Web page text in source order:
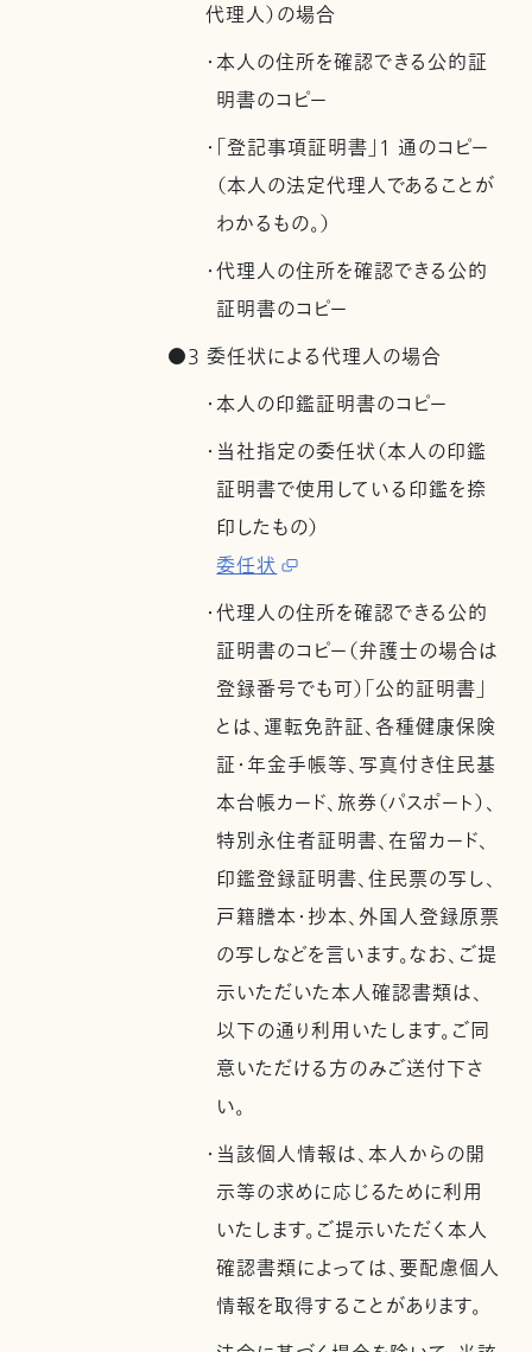
代理人）の場合
・本人の住所を確認できる公的証
明書のコピー
・「登記事項証明書」1 通のコピー
（本人の法定代理人であることが
わかるもの。）
・代理人の住所を確認できる公的
証明書のコピー
●3 委任状による代理人の場合
・本人の印鑑証明書のコピー
・当社指定の委任状（本人の印鑑
証明書で使用している印鑑を捺
印したもの）
委任状
・代理人の住所を確認できる公的
証明書のコピー（弁護士の場合は
登録番号でも可）「公的証明書」
とは、運転免許証、各種健康保険
証・年金手帳等、写真付き住民基
本台帳カード、旅券（パスポート）、
特別永住者証明書、在留カード、
印鑑登録証明書、住民票の写し、
戸籍謄本・抄本、外国人登録原票
の写しなどを言います。なお、ご提
示いただいた本人確認書類は、
以下の通り利用いたします。ご同
意いただける方のみご送付下さ
い。
・当該個人情報は、本人からの開
示等の求めに応じるために利用
いたします。ご提示いただく本人
確認書類によっては、要配慮個人
情報を取得することがあります。